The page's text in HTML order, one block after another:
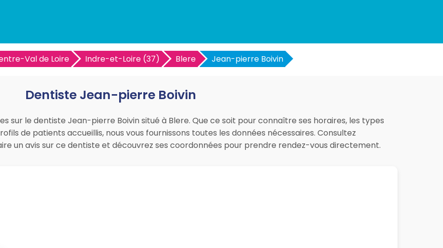
Val de Loire Indre-et-Loire (37) Blere Jean-pierre Boivin
Dentiste Jean-pierre Boivin
sur le dentiste Jean-pierre Boivin situé à Blere. Que ce soit pour connaître ses horaires, les types
de patients accueillis, nous vous fournissons toutes les données nécessaires. Consultez
un avis sur ce dentiste et découvrez ses coordonnées pour prendre rendez-vous directement.